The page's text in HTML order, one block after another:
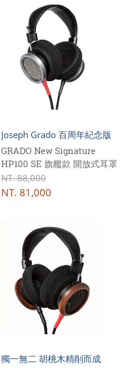
Joseph Grado 百周年紀念版
GRADO New Signature
HP100 SE 旗艦款 開放式耳罩
耳機
NT.88,000
NT. 81,000
獨一無二 胡桃木精削而成